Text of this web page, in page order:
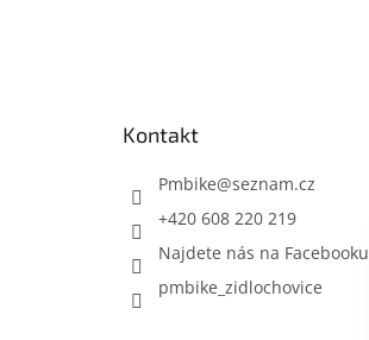
Kontakt
Pmbike@seznam.cz
+420 608 220 219
Najdete nás na Facebooku
pmbike_zidlochovice